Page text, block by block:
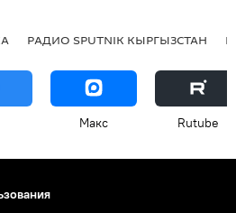
РАДИО SPUTNIK КЫРГЫЗСТАН
Макс Rutube